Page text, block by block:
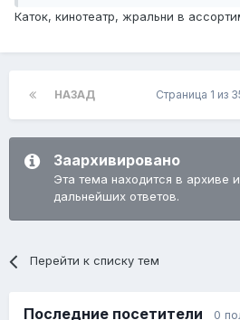
Каток, кинотеатр, жральни в
НАЗАД Страница 1 из
Заархивировано
Эта тема находится в архиве
дальнейших ответов.
Перейти к списку тем
Последние посетители 0